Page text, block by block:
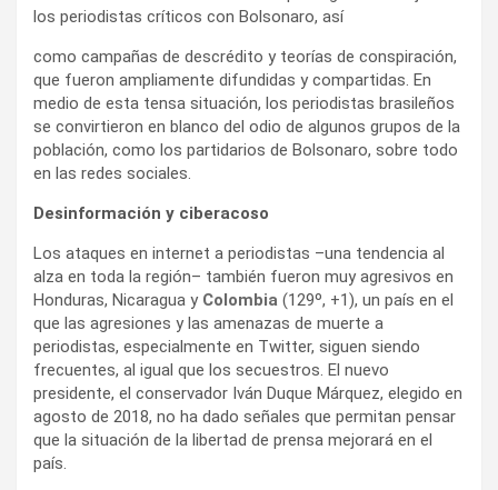
los periodistas críticos con Bolsonaro, así
como campañas de descrédito y teorías de conspiración,
que fueron ampliamente difundidas y compartidas. En
medio de esta tensa situación, los periodistas brasileños
se convirtieron en blanco del odio de algunos grupos de la
población, como los partidarios de Bolsonaro, sobre todo
en las redes sociales.
Desinformación y ciberacoso
Los ataques en internet a periodistas –una tendencia al
alza en toda la región– también fueron muy agresivos en
Honduras, Nicaragua y Colombia (129º, +1), un país en el
que las agresiones y las amenazas de muerte a
periodistas, especialmente en Twitter, siguen siendo
frecuentes, al igual que los secuestros. El nuevo
presidente, el conservador Iván Duque Márquez, elegido en
agosto de 2018, no ha dado señales que permitan pensar
que la situación de la libertad de prensa mejorará en el
país.